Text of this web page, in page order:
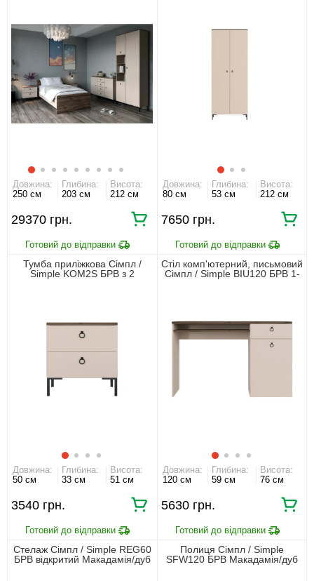
ЗБІРКА МЕБЛІВ
99,9% ЗАДОВОЛЕНИХ КЛІЄНТІВ
Довжина:
250 см
Глибина:
203 см
Висота:
212 см
29370 грн.
Довжина:
80 см
Глибина:
53 см
Висота:
212 см
7650 грн.
Тумба приліжкова Сімпл /
Simple KOM2S БРВ з 2
Довжина:
50 см
Глибина:
33 см
Висота:
51 см
3540 грн.
Стіл комп'ютерний, письмовий
Сімпл / Simple BIU120 БРВ 1-
Довжина:
120 см
Глибина:
59 см
Висота:
76 см
5630 грн.
Стелаж Сімпл / Simple REG60
БРВ відкритий Макадамія/дуб
Полиця Сімпл / Simple
SFW120 БРВ Макадамія/дуб